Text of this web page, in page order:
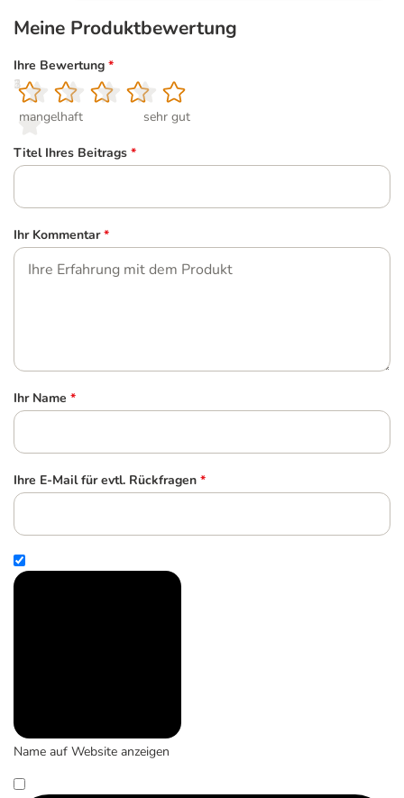
Meine Produktbewertung
Ihre Bewertung *
1
mangelhaft
2
3
4
5
sehr gut
Titel Ihres Beitrags *
Ihr Kommentar *
Ihr Name *
Ihre E-Mail für evtl. Rückfragen *
Name auf Website anzeigen